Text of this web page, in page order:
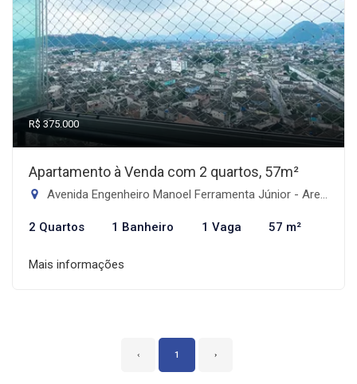
R$ 375.000
Apartamento à Venda com 2 quartos, 57m²
Avenida Engenheiro Manoel Ferramenta Júnior - Areia Branca, Santos-SP
2 Quartos 1 Banheiro 1 Vaga 57 m²
Mais informações
‹ 1 ›